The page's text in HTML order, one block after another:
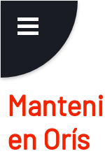
en Orís